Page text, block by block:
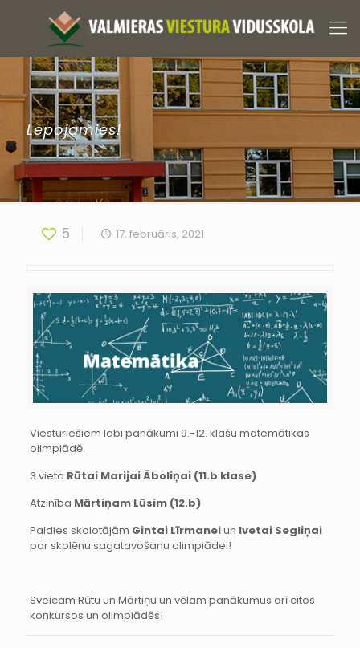
Lepojamies!
5 17. februāris, 2021
Viesturiešiem labi panākumi 9.-12. klašu matemātikas
olimpiādē.
3.vieta Rūtai Marijai Āboliņai (11.b klase)
Atzinība Mārtiņam Lūsim (12.b)
Paldies skolotājām Gintai Līrmaneiun Ivetai Segliņai
par skolēnu sagatavošanu olimpiādei!
Sveicam Rūtu un Mārtiņu un vēlam panākumus arī citos
konkursos un olimpiādēs!